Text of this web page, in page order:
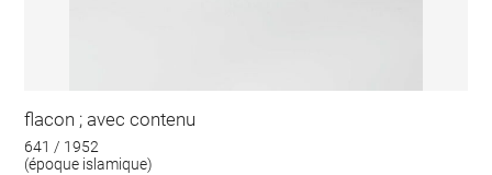
flacon ; avec contenu
641 / 1952
(époque islamique)